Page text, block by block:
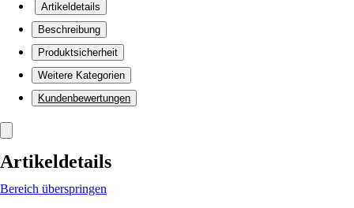
Artikeldetails
Beschreibung
Produktsicherheit
Weitere Kategorien
Kundenbewertungen
Artikeldetails
Bereich überspringen